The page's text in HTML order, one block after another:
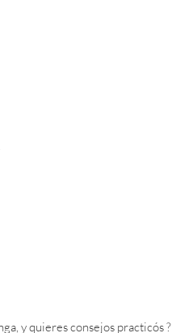
y quieres consejos practicós ?